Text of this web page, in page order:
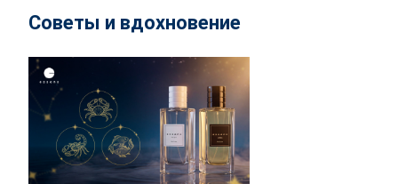
Советы и вдохновение